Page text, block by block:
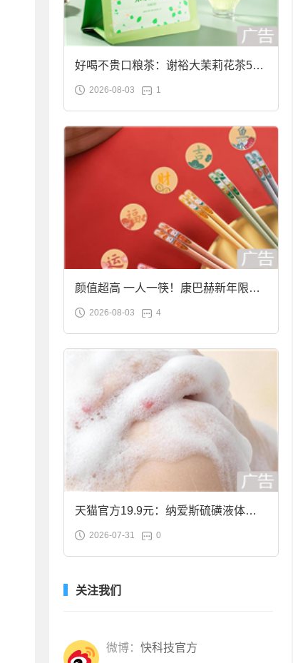
好喝不贵口粮茶：谢裕大茉莉花茶50g
袋装9.9元到手
2026-08-03 1
颜值超高 一人一筷！康巴赫新年限定
合金筷子大促：19.9元
2026-08-03 4
天猫官方19.9元：纳爱斯硫磺液体香
皂2斤大促
2026-07-31 0
关注我们
微博： 快科技官方